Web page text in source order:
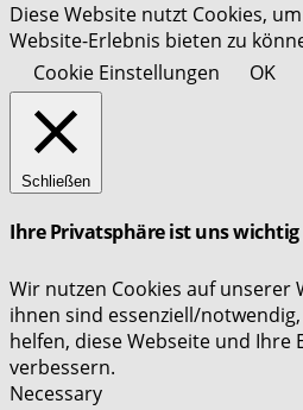
Diese Website nutzt Cookies,
Website-Erlebnis bieten zu
Cookie Einstellungen
OK
Schließen
Ihre Privatsphäre ist uns wichtig
Wir nutzen Cookies auf unserer
ihnen sind essenziell/
helfen, diese Webseite und Ihre
verbessern.
Necessary